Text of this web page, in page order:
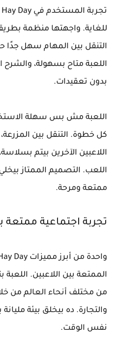
للغاية. واجهتها منظمة
التنقل بين المهام سهل جدًا
اللعبة متاح بسهولة، والشرح
بدون تعقيدات.
اللعبة مش بس سهلة
كل خطوة. التنقل بين
اللاعبين الآخرين بيتم
اللعب. التصميم الممتاز
ممتعة ومرحة.
تجربة اجتماعية ممتعة
الممتعة بين اللاعبين. اللعبة
من مختلف أنحاء العالم من
والتجارة. ده بيخلق بيئة
نفس الوقت.